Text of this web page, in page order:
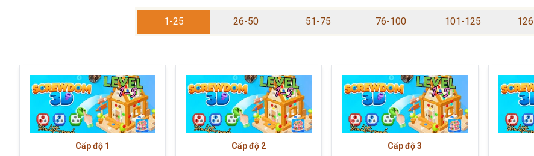
1-25 26-50 51-75 76-100 101-125
Cấp độ 1 Cấp độ 2 Cấp độ 3